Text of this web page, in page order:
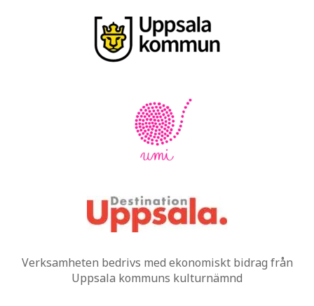
Verksamheten bedrivs med ekonomiskt bidrag från
Uppsala kommuns kulturnämnd